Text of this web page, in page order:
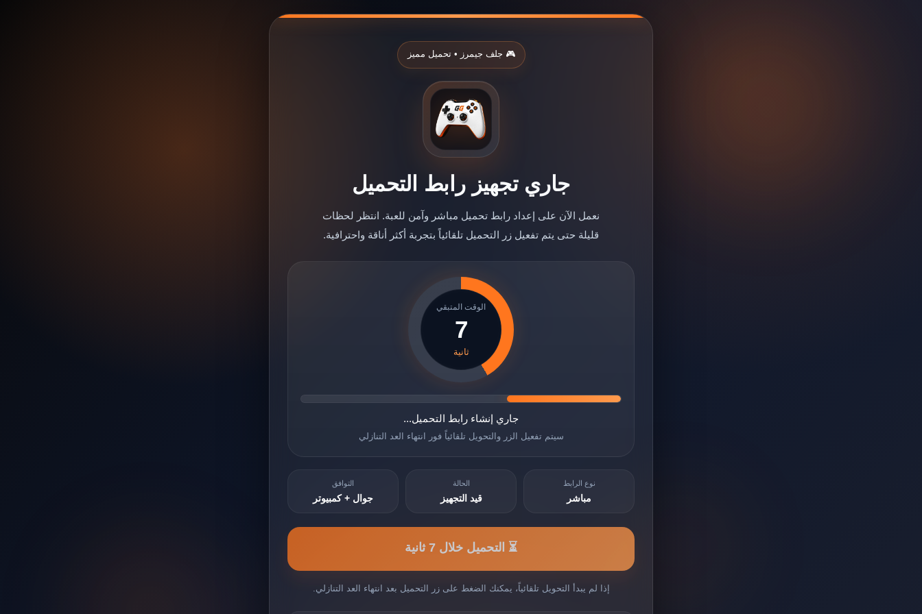
🎮 جلف جيمرز • تحميل مميز
جاري تجهيز رابط التحميل
نعمل الآن على إعداد رابط تحميل مباشر وآمن للعبة. انتظر لحظات
قليلة حتى يتم تفعيل زر التحميل تلقائياً بتجربة أكثر أناقة واحترافية.
الوقت المتبقي
7
ثانية
جاري إنشاء رابط التحميل...
سيتم تفعيل الزر والتحويل تلقائياً فور انتهاء العد التنازلي
نوع الرابط
مباشر
الحالة
قيد التجهيز
التوافق
جوال + كمبيوتر
⏳ التحميل خلال 7 ثانية
إذا لم يبدأ التحويل تلقائياً، يمكنك الضغط على زر التحميل بعد انتهاء العد التنازلي.